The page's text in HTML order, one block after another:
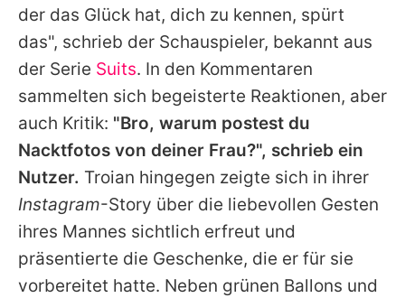
der das Glück hat, dich zu kennen, spürt
das", schrieb der Schauspieler, bekannt aus
der Serie Suits. In den Kommentaren
sammelten sich begeisterte Reaktionen, aber
auch Kritik: "Bro, warum postest du
Nacktfotos von deiner Frau?", schrieb ein
Nutzer. Troian hingegen zeigte sich in ihrer
Instagram-Story über die liebevollen Gesten
ihres Mannes sichtlich erfreut und
präsentierte die Geschenke, die er für sie
vorbereitet hatte. Neben grünen Ballons und